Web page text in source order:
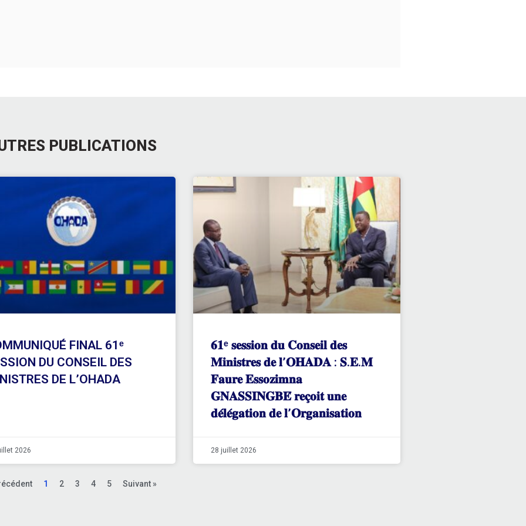
PUBLICATIONS
FINAL 61ᵉ
DU CONSEIL DES
DE L’OHADA
2026
𝟔𝟏ᵉ 𝐬𝐞𝐬𝐬𝐢𝐨𝐧 𝐝𝐮 𝐂𝐨𝐧𝐬𝐞𝐢𝐥 𝐝𝐞𝐬
𝐌𝐢𝐧𝐢𝐬𝐭𝐫𝐞𝐬 𝐝𝐞 𝐥’𝐎𝐇𝐀𝐃𝐀 : 𝐒.𝐄.𝐌
𝐅𝐚𝐮𝐫𝐞 𝐄𝐬𝐬𝐨𝐳𝐢𝐦𝐧𝐚
𝐆𝐍𝐀𝐒𝐒𝐈𝐍𝐆𝐁𝐄́ 𝐫𝐞𝐜̧𝐨𝐢𝐭 𝐮𝐧𝐞
𝐝𝐞́𝐥𝐞́𝐠𝐚𝐭𝐢𝐨𝐧 𝐝𝐞 𝐥’𝐎𝐫𝐠𝐚𝐧𝐢𝐬𝐚𝐭𝐢𝐨𝐧
28 juillet 2026
1 2 3 4 5 Suivant »